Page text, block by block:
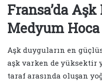
Fransa’da
Medyum Hoca
Aşk duyguların en
aşk varken de yüksektir
taraf arasında oluşan